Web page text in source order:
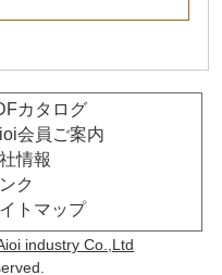
カタログ
会員ご案内
情報
ク
トマップ
industry Co.,Ltd